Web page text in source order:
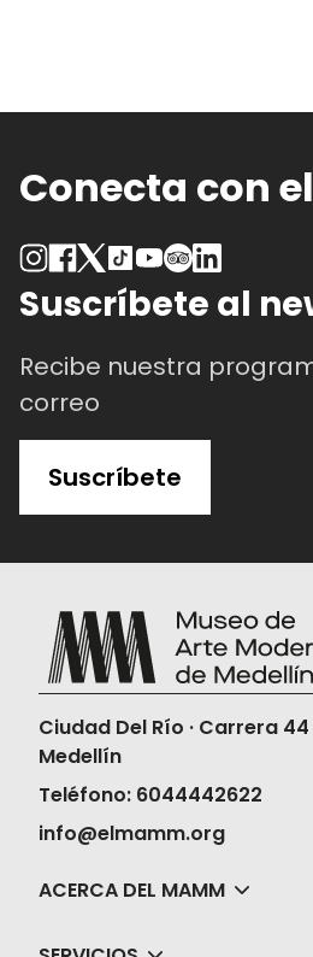
Conecta con
Suscríbete al
Recibe nuestra
correo
Suscríbete
Ciudad Del Río · Carrera 44
Medellín
Teléfono: 6044442622
info@elmamm.org
ACERCA DEL MAMM